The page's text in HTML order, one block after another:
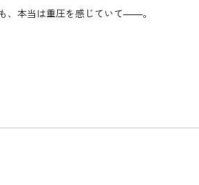
、本当は重圧を感じていて――。